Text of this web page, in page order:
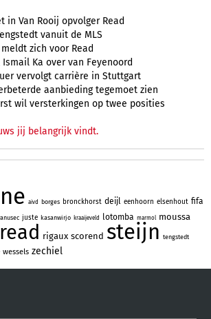
in Van Rooij opvolger Read
vanuit de MLS
meldt zich voor Read
Ka over van Feyenoord
vervolgt carrière in Stuttgart
aanbieding tegemoet zien
wil versterkingen op twee posities
jij belangrijk vindt.
aivd borges bronckhorst deijl eenhoorn elsenhout fifa
juste kasanwirjo kraaijeveld lotomba marmol moussa
read rigaux scorend steijn tengstedt
wessels zechiel